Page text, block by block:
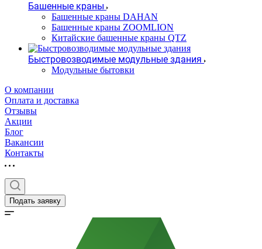
Башенные краны
Башенные краны DAHAN
Башенные краны ZOOMLION
Китайские башенные краны QTZ
Быстровозводимые модульные здания
Модульные бытовки
О компании
Оплата и доставка
Отзывы
Акции
Блог
Вакансии
Контакты
Подать заявку